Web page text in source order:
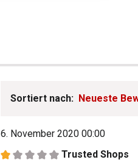
Sortiert nach:
6. November 2020 00:00
Bewertung mit 1 von 5 Sternen
Trusted Shops